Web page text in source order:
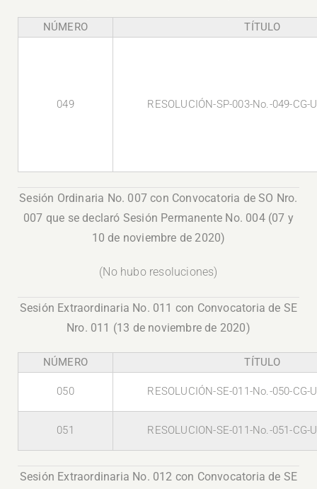
NÚMERO TÍTULO
049 RESOLUCIÓN-SP-003-No.-049-CG-
Sesión Ordinaria No. 007 con Convocatoria de SO Nro.
007 que se declaró Sesión Permanente No. 004 (07 y
10 de noviembre de 2020)
(No hubo resoluciones)
Sesión Extraordinaria No. 011 con Convocatoria de SE
Nro. 011 (13 de noviembre de 2020)
NÚMERO TÍTULO
050 RESOLUCIÓN-SE-011-No.-050-CG-
051 RESOLUCION-SE-011-No.-051-CG-
Sesión Extraordinaria No. 012 con Convocatoria de SE